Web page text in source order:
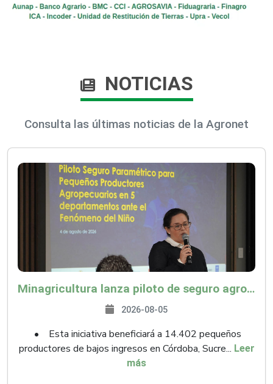
NOTICIAS
Consulta las últimas noticias de la Agronet
Minagricultura lanza piloto de seguro agropecuario por $9.625 millones para proteger a más de 14.000 pequeños productores contra riesgos del Fenómeno de El Niño
2026-08-05
• Esta iniciativa beneficiará a 14.402 pequeños
productores de bajos ingresos en Córdoba, Sucre... Leer
más